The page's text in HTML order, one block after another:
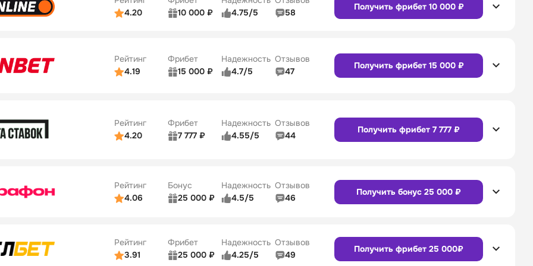
4/5
4.20
10 000 ₽
4.75/5
58
Получить фрибет 10 000 ₽
5/5Рейтинг
4.19
Фрибет
15 000 ₽
Надежность
4.7/5
Отзывов
47
Получить фрибет 15 000 ₽
4/5Рейтинг
4.20
Фрибет
7 777 ₽
Надежность
4.55/5
Отзывов
44
Получить фрибет 7 777 ₽
5/5Рейтинг
4.06
Бонус
25 000 ₽
Надежность
4.5/5
Отзывов
46
Получить бонус 25 000 ₽
4/5
Рейтинг
3.91
Фрибет
25 000 ₽
Надежность
4.25/5
Отзывов
49
Получить фрибет 25 000₽